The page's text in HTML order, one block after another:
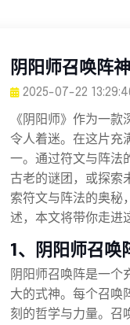
阴阳师召唤阵
2025-07-22
《阴阳师》作为一
令人着迷。在这片充
一。通过符文与阵法
古老的谜团，或探索
索符文与阵法的奥秘
述，本文将带你走进
1、阴阳师召唤
阴阳师召唤阵是一个
大的式神。每个召唤
刻的哲学与力量。召